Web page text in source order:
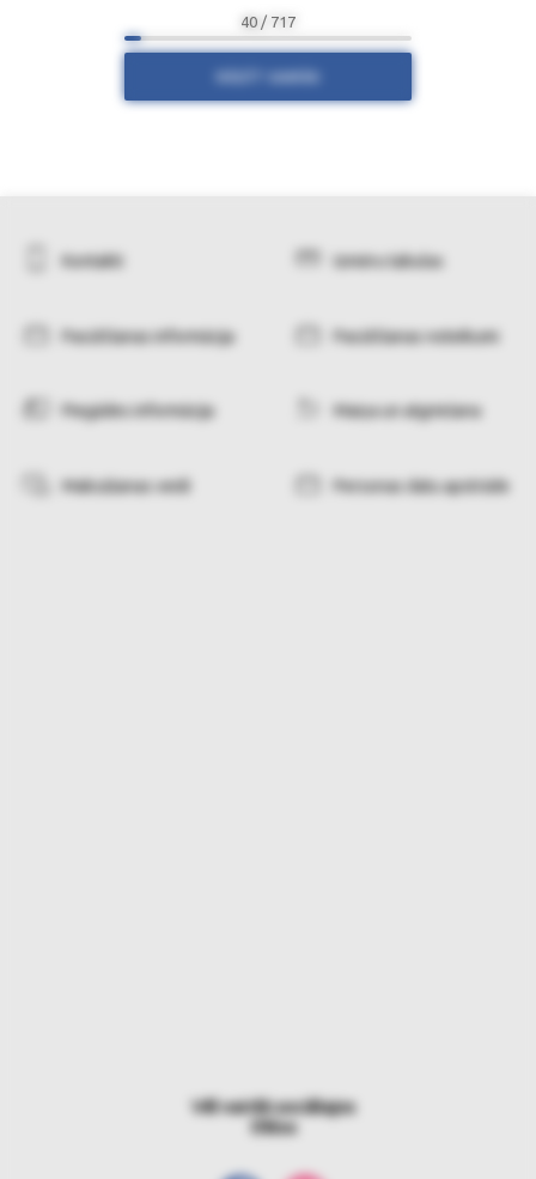
40 / 717
Kontakti Izmēru tabulas
Pasūtīšanas informācija Pasūtīšanas noteikumi
Piegādes informācija Maiņa un atgriešana
Maksāšanas veidi Personas datu apstrāde
Vēl vairāk sociālajos
tīklos